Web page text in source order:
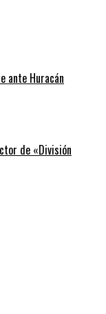
ante Huracán
de «División